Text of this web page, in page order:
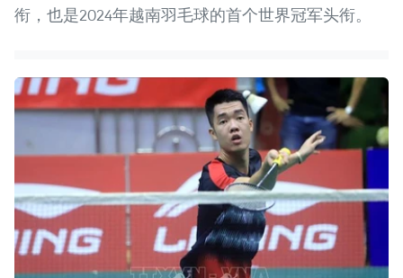
衔，也是2024年越南羽毛球的首个世界冠军头衔。